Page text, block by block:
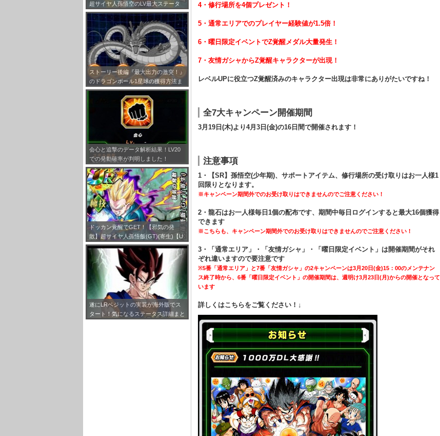
超サイヤ人孫悟空のLV最大ステータ
ス！
ストーリー後編『最大出力の激突！』
のドラゴンボール1星球の獲得方法ま
とめ！
会心と追撃のデータ解析結果！LV20
での発動確率が判明しました！
ドッカン覚醒でGET！【邪気の発
散】超サイヤ人孫悟飯(GT)(寄生)【U
R】のLV最大ステータスが判明しまし
た！
遂にLRベジットの実装が海外版でス
タート！気になるステータス詳細まと
4・修行場所を4個プレゼント！
5・通常エリアでのプレイヤー経験値が1.5倍！
6・曜日限定イベントでZ覚醒メダル大量発生！
7・友情ガシャからZ覚醒キャラクターが出現！
レベルUPに役立つZ覚醒済みのキャラクター出現は非常にありがたいですね！
全7大キャンペーン開催期間
3月19日(木)より4月3日(金)の16日間で開催されます！
注意事項
1・【SR】孫悟空(少年期)、サポートアイテム、修行場所の受け取りはお一人様1
回限りとなります。
※キャンペーン期間外でのお受け取りはできませんのでご注意ください！
2・龍石はお一人様毎日1個の配布です、期間中毎日ログインすると最大16個獲得
できます
※こちらも、キャンペーン期間外でのお受け取りはできませんのでご注意ください！
3・「通常エリア」・「友情ガシャ」・「曜日限定イベント」は開催期間がそれ
ぞれ違いますので要注意です
※5番「通常エリア」と7番「友情ガシャ」の2キャンペーンは3月20日(金)15：00のメンテナン
ス終了時から、6番「曜日限定イベント」の開催期間は、週明け3月23日(月)からの開催となって
います
詳しくはこちらをご覧ください！↓